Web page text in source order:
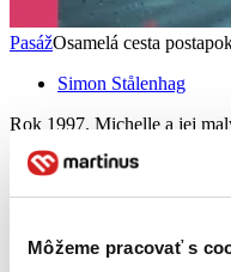
Môžeme pracovať s
PasážOsamelá cesta
Simon Stålenhag
Rok 1997. Michelle a jej
dystopickou Amerikou.
dronov a všadeprítomný
Kniha pevná väzba